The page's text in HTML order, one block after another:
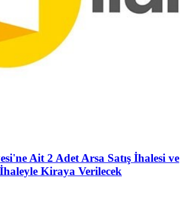
Ait 2 Adet Arsa Satış İhalesi ve
Kiraya Verilecek